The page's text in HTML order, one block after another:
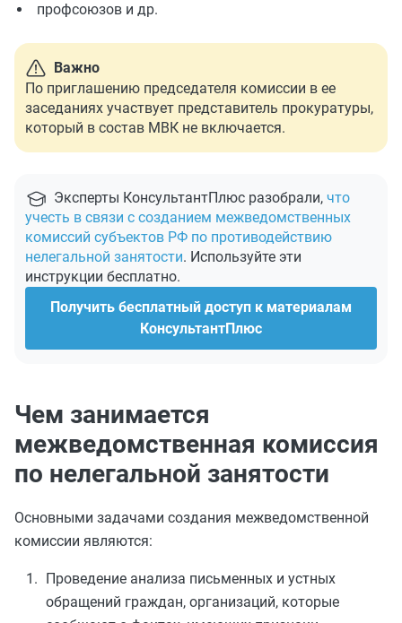
профсоюзов и др.
Важно
По приглашению председателя комиссии в ее
заседаниях участвует представитель прокуратуры,
который в состав МВК не включается.
Эксперты КонсультантПлюс разобрали, что
учесть в связи с созданием межведомственных
комиссий субъектов РФ по противодействию
нелегальной занятости. Используйте эти
инструкции бесплатно.
Получить бесплатный доступ к материалам
КонсультантПлюс
Чем занимается
межведомственная комиссия
по нелегальной занятости
Основными задачами создания межведомственной
комиссии являются:
Проведение анализа письменных и устных
обращений граждан, организаций, которые